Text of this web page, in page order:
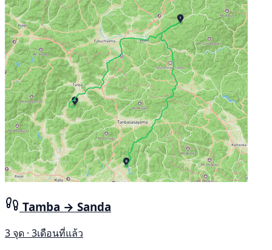
Tamba → Sanda
3 จุด · 3เดือนที่แล้ว